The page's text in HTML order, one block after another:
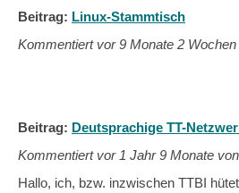
Beitrag: Linux-Stammtisch
Kommentiert vor9 Monate 2
Beitrag: Deutsprachige TT-
Kommentiert vor 1 Jahr 9 Monate
Hallo, ich, bzw. inzwischen TTBI